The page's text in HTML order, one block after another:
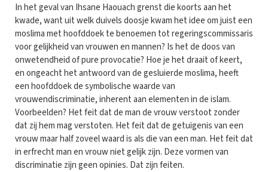
In het geval van Ihsane Haouach grenst die koorts aan het
kwade, want uit welk duivels doosje kwam het idee om juist een
moslima met hoofddoek te benoemen tot regeringscommissaris
voor gelijkheid van vrouwen en mannen? Is het de doos van
onwetendheid of pure provocatie? Hoe je het draait of keert,
en ongeacht het antwoord van de gesluierde moslima, heeft
een hoofddoek de symbolische waarde van
vrouwendiscriminatie, inherent aan elementen in de islam.
Voorbeelden? Het feit dat de man de vrouw verstoot zonder
dat zij hem mag verstoten. Het feit dat de getuigenis van een
vrouw maar half zoveel waard is als die van een man. Het feit dat
in erfrecht man en vrouw niet gelijk zijn. Deze vormen van
discriminatie zijn geen opinies. Dat zijn feiten.